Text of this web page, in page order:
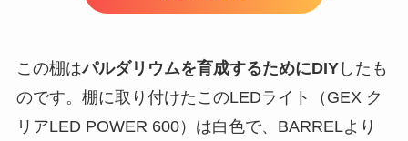
この棚はパルダリウムを育成するためにDIYしたも
のです。棚に取り付けたこのLEDライト（GEX ク
リアLED POWER 600）は白色で、BARRELより